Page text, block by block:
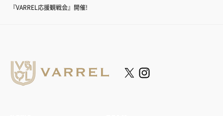
『VARREL応援観戦会』開催!